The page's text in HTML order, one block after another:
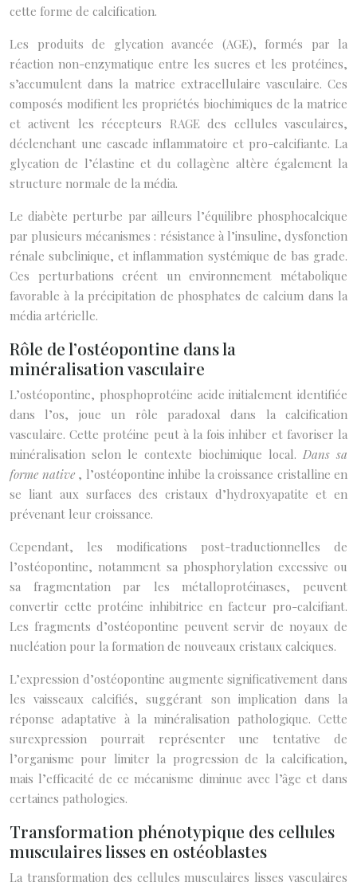
cette forme de calcification.
Les produits de glycation avancée (AGE), formés par la
réaction non-enzymatique entre les sucres et les protéines,
s’accumulent dans la matrice extracellulaire vasculaire. Ces
composés modifient les propriétés biochimiques de la matrice
et activent les récepteurs RAGE des cellules vasculaires,
déclenchant une cascade inflammatoire et pro-calcifiante. La
glycation de l’élastine et du collagène altère également la
structure normale de la média.
Le diabète perturbe par ailleurs l’équilibre phosphocalcique
par plusieurs mécanismes : résistance à l’insuline, dysfonction
rénale subclinique, et inflammation systémique de bas grade.
Ces perturbations créent un environnement métabolique
favorable à la précipitation de phosphates de calcium dans la
média artérielle.
Rôle de l’ostéopontine dans la
minéralisation vasculaire
L’ostéopontine, phosphoprotéine acide initialement identifiée
dans l’os, joue un rôle paradoxal dans la calcification
vasculaire. Cette protéine peut à la fois inhiber et favoriser la
minéralisation selon le contexte biochimique local. Dans sa
forme native , l’ostéopontine inhibe la croissance cristalline en
se liant aux surfaces des cristaux d’hydroxyapatite et en
prévenant leur croissance.
Cependant, les modifications post-traductionnelles de
l’ostéopontine, notamment sa phosphorylation excessive ou
sa fragmentation par les métalloprotéinases, peuvent
convertir cette protéine inhibitrice en facteur pro-calcifiant.
Les fragments d’ostéopontine peuvent servir de noyaux de
nucléation pour la formation de nouveaux cristaux calciques.
L’expression d’ostéopontine augmente significativement dans
les vaisseaux calcifiés, suggérant son implication dans la
réponse adaptative à la minéralisation pathologique. Cette
surexpression pourrait représenter une tentative de
l’organisme pour limiter la progression de la calcification,
mais l’efficacité de ce mécanisme diminue avec l’âge et dans
certaines pathologies.
Transformation phénotypique des cellules
musculaires lisses en ostéoblastes
La transformation des cellules musculaires lisses vasculaires